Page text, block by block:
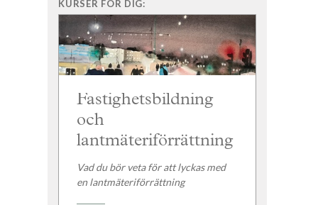
KURSER FÖR DIG:
Fastighetsbildning
och
lantmäteriförrättning
Vad du bör veta för att lyckas med
en lantmäteriförrättning